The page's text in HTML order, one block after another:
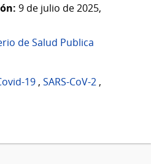
9 de julio de 2025,
de Salud Publica
19 , SARS-CoV-2 ,